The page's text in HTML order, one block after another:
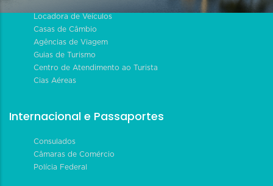
Locadora de Veículos
Casas de Câmbio
Agências de Viagem
Guias de Turismo
Centro de Atendimento ao Turista
Cias Aéreas
Internacional e Passaportes
Consulados
Câmaras de Comércio
Polícia Federal